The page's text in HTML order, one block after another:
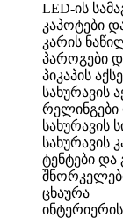
LED-ის
კაპოტები
კარის
პაროგები
პიკაპის
სახურავის
რელინგები
სახურავის
სახურავის
ტენტები და
ცხაურა